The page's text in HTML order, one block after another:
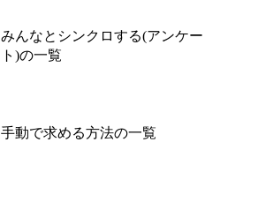
みんなとシンクロする(アンケー
ト)の一覧
手動で求める方法の一覧